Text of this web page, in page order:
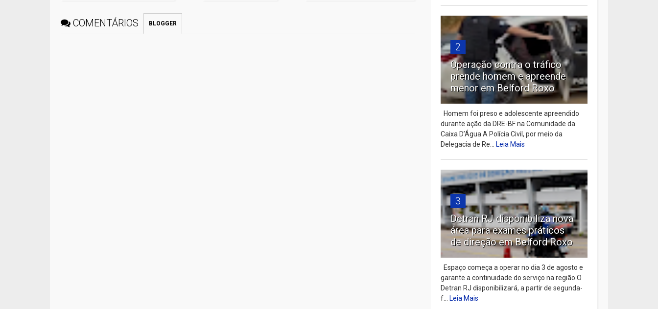
COMENTÁRIOS BLOGGER
2
Operação contra o tráfico
prende homem e apreende
menor em Belford Roxo
Homem foi preso e adolescente apreendido
durante ação da DRE-BF na Comunidade da
Caixa D’Água A Polícia Civil, por meio da
Delegacia de Re...Leia Mais
3
Detran RJ disponibiliza nova
área para exames práticos
de direção em Belford Roxo
Espaço começa a operar no dia 3 de agosto e
garante a continuidade do serviço na região O
Detran RJ disponibilizará, a partir de segunda-
f...Leia Mais